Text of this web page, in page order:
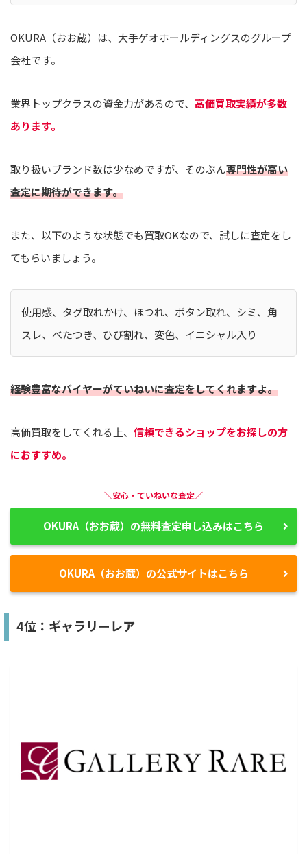
OKURA（おお蔵）は、大手ゲオホールディングスのグループ
会社です。
業界トップクラスの資金力があるので、 高価買取実績が多数
あります。
取り扱いブランド数は少なめですが、そのぶん専門性が高い
査定に期待ができます。
また、以下のような状態でも買取OKなので、試しに査定をし
てもらいましょう。
使用感、タグ取れかけ、ほつれ、ボタン取れ、シミ、角
スレ、べたつき、ひび割れ、変色、イニシャル入り
経験豊富なバイヤーがていねいに査定をしてくれますよ。
高価買取をしてくれる上、 信頼できるショップをお探しの方
におすすめ。
＼安心・ていねいな査定／
OKURA（おお蔵）の無料査定申し込みはこちら
OKURA（おお蔵）の公式サイトはこちら
4位：ギャラリーレア